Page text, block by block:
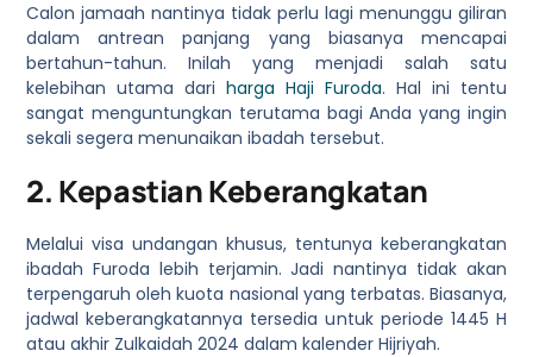
Calon jamaah nantinya tidak perlu lagi menunggu giliran
dalam antrean panjang yang biasanya mencapai
bertahun-tahun. Inilah yang menjadi salah satu
kelebihan utama dariharga Haji Furoda. Hal ini tentu
sangat menguntungkan terutama bagi Anda yang ingin
sekali segera menunaikan ibadah tersebut.
2. Kepastian Keberangkatan
Melalui visa undangan khusus, tentunya keberangkatan
ibadah Furoda lebih terjamin. Jadi nantinya tidak akan
terpengaruh oleh kuota nasional yang terbatas. Biasanya,
jadwal keberangkatannya tersedia untuk periode 1445 H
atau akhir Zulkaidah 2024 dalam kalender Hijriyah.